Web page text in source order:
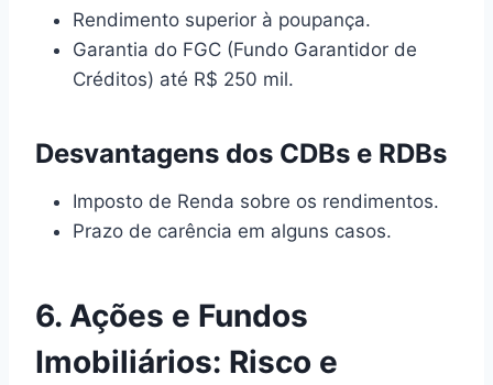
Rendimento superior à poupança.
Garantia do FGC (Fundo Garantidor de
Créditos) até R$ 250 mil.
Desvantagens dos CDBs e RDBs
Imposto de Renda sobre os rendimentos.
Prazo de carência em alguns casos.
6. Ações e Fundos
Imobiliários: Risco e